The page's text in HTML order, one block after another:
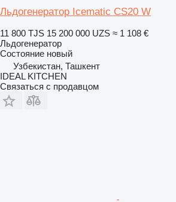
Льдогенератор Icematic CS20 W
11 800 TJS 15 200 000 UZS ≈ 1 108 €
Льдогенератор
Состояние новый
Узбекистан, Ташкент
IDEAL KITCHEN
Связаться с продавцом